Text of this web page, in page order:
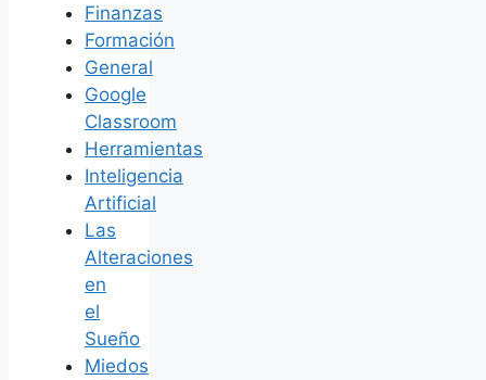
Finanzas
Formación
General
Google
Classroom
Herramientas
Inteligencia
Artificial
Las
Alteraciones
en
el
Sueño
Miedos